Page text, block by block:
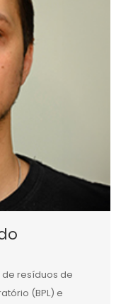
resíduos de
(BPL) e